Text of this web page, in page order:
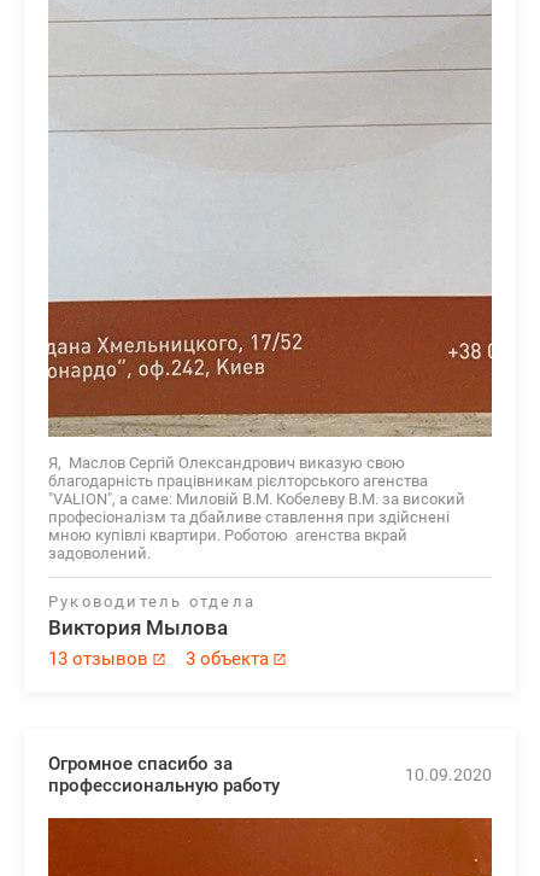
Я, Маслов Сергій Олександрович виказую свою
благодарність працівникам рієлторського агенства
"VALION", а саме: Миловій В.М. Кобелеву В.М. за високий
професіоналізм та дбайливе ставлення при здійснені
мною купівлі квартири. Роботою агенства вкрай
задоволений.
Руководитель отдела
Виктория Мылова
13 отзывов 3 объекта
Огромное спасибо за
профессиональную работу
10.09.2020